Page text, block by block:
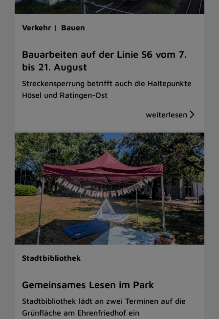
Verkehr | Bauen
Bauarbeiten auf der Linie S6 vom 7.
bis 21. August
Streckensperrung betrifft auch die Haltepunkte
Hösel und Ratingen-Ost
Stadtbibliothek
Gemeinsames Lesen im Park
Stadtbibliothek lädt an zwei Terminen auf die
Grünfläche am Ehrenfriedhof ein